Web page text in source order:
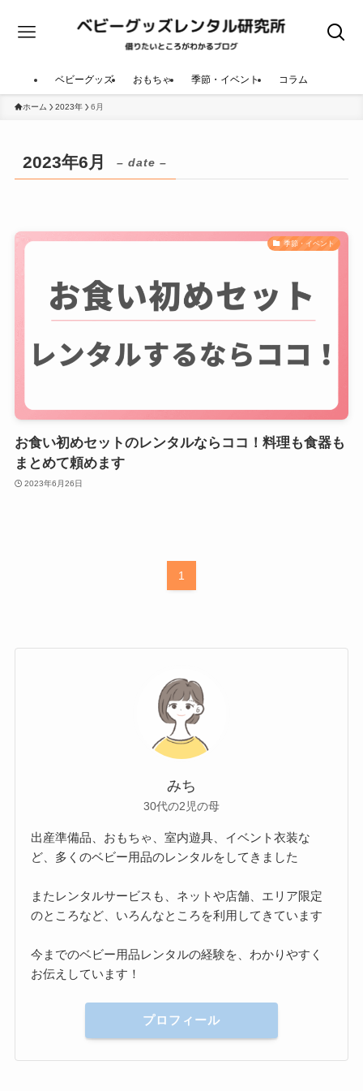
ベビーグッズ おもちゃ 季節・イベント コラム
ホーム 2023年 6月
2023年6月 – date –
季節・イベント
お食い初めセットのレンタルならココ！料理も食器も
まとめて頼めます
2023年6月26日
1
みち
30代の2児の母
出産準備品、おもちゃ、室内遊具、イベント衣装な
ど、多くのベビー用品のレンタルをしてきました
またレンタルサービスも、ネットや店舗、エリア限定
のところなど、いろんなところを利用してきています
今までのベビー用品レンタルの経験を、わかりやすく
お伝えしています！
プロフィール